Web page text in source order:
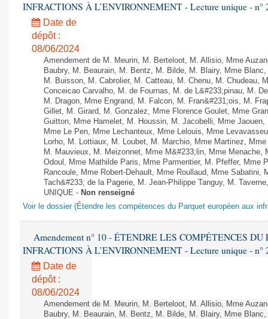
INFRACTIONS À L’ENVIRONNEMENT - Lecture unique - n°
Date de
dépôt :
08/06/2024
Amendement de M. Meurin, M. Berteloot, M. Allisio, Mme
Baubry, M. Beaurain, M. Bentz, M. Bilde, M. Blairy, Mme
M. Buisson, M. Cabrolier, M. Catteau, M. Chenu, M. Chudeau,
Conceicao Carvalho, M. de Fournas, M. de L&#233;pinau, M.
M. Dragon, Mme Engrand, M. Falcon, M. Fran&#231;ois, M.
Gillet, M. Girard, M. Gonzalez, Mme Florence Goulet, Mme
Guitton, Mme Hamelet, M. Houssin, M. Jacobelli, Mme
Mme Le Pen, Mme Lechanteux, Mme Lelouis, Mme
Lorho, M. Lottiaux, M. Loubet, M. Marchio, Mme Martinez,
M. Mauvieux, M. Meizonnet, Mme M&#233;lin, Mme Menache,
Odoul, Mme Mathilde Paris, Mme Parmentier, M. Pfeffer, Mme
Rancoule, Mme Robert-Dehault, Mme Roullaud, Mme
Tach&#233; de la Pagerie, M. Jean-Philippe Tanguy, M.
UNIQUE - Non renseigné
Voir le dossier (Étendre les compétences du Parquet européen aux
Amendement n° 10 - ÉTENDRE LES COMPÉTENCES
INFRACTIONS À L’ENVIRONNEMENT - Lecture unique - n°
Date de
dépôt :
08/06/2024
Amendement de M. Meurin, M. Berteloot, M. Allisio, Mme
Baubry, M. Beaurain, M. Bentz, M. Bilde, M. Blairy, Mme